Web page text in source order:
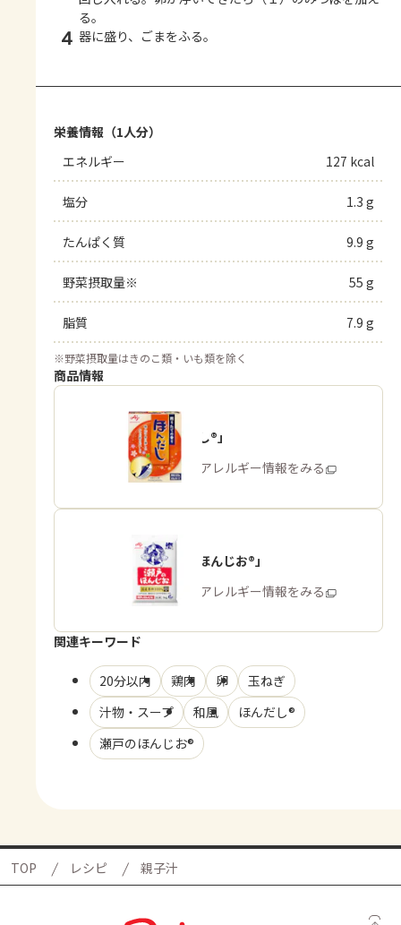
る。
4 器に盛り、ごまをふる。
栄養情報（1人分）
エネルギー
127 kcal
塩分 1.3 g
たんぱく質 9.9 g
野菜摂取量※ 55 g
脂質 7.9 g
※野菜摂取量はきのこ類・いも類を除く
商品情報
「ほんだし®」
商品・アレルギー情報をみる
「瀬戸のほんじお®」
商品・アレルギー情報をみる
関連キーワード
20分以内 鶏肉 卵
玉ねぎ
汁物・スープ
和風
ほんだし®
瀬戸のほんじお®
TOP レシピ 親子汁